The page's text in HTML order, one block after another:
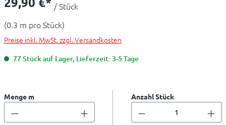
/ Stück
(0.3 m pro Stück)
Preise inkl. MwSt. zzgl. Versandkosten
77 Stück auf Lager, Lieferzeit: 3-5 Tage
Menge m Anzahl Stück